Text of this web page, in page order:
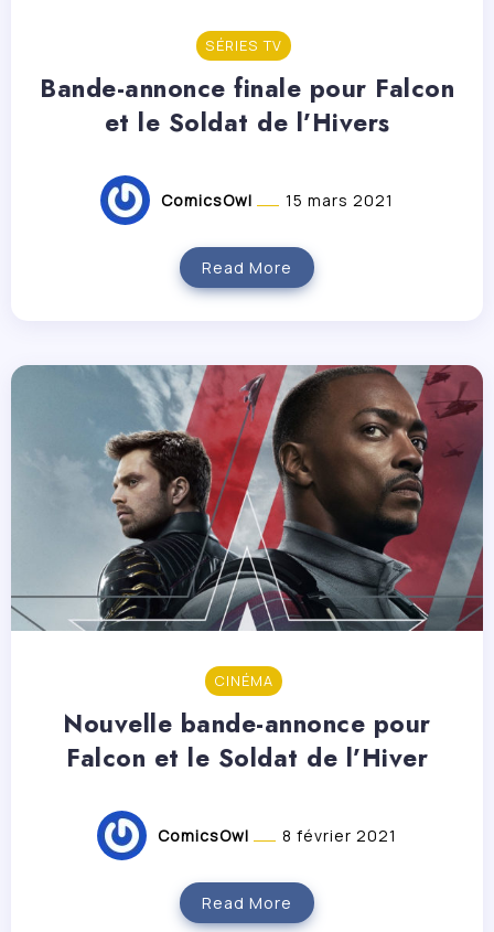
SÉRIES TV
Bande-annonce finale pour Falcon
et le Soldat de l’Hivers
ComicsOwl 15 mars 2021
Read More
CINÉMA
Nouvelle bande-annonce pour
Falcon et le Soldat de l’Hiver
ComicsOwl 8 février 2021
Read More